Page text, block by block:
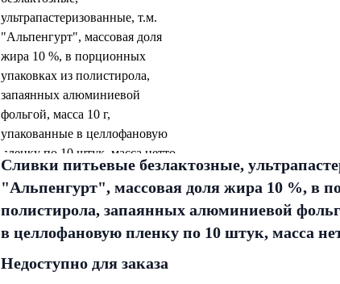
Сливки питьевые безлактозные,
"Альпенгурт", массовая доля жира 10 %, в
полистирола, запаянных алюминиевой
в целлофановую пленку по 10 штук, масса
Недоступно для заказа